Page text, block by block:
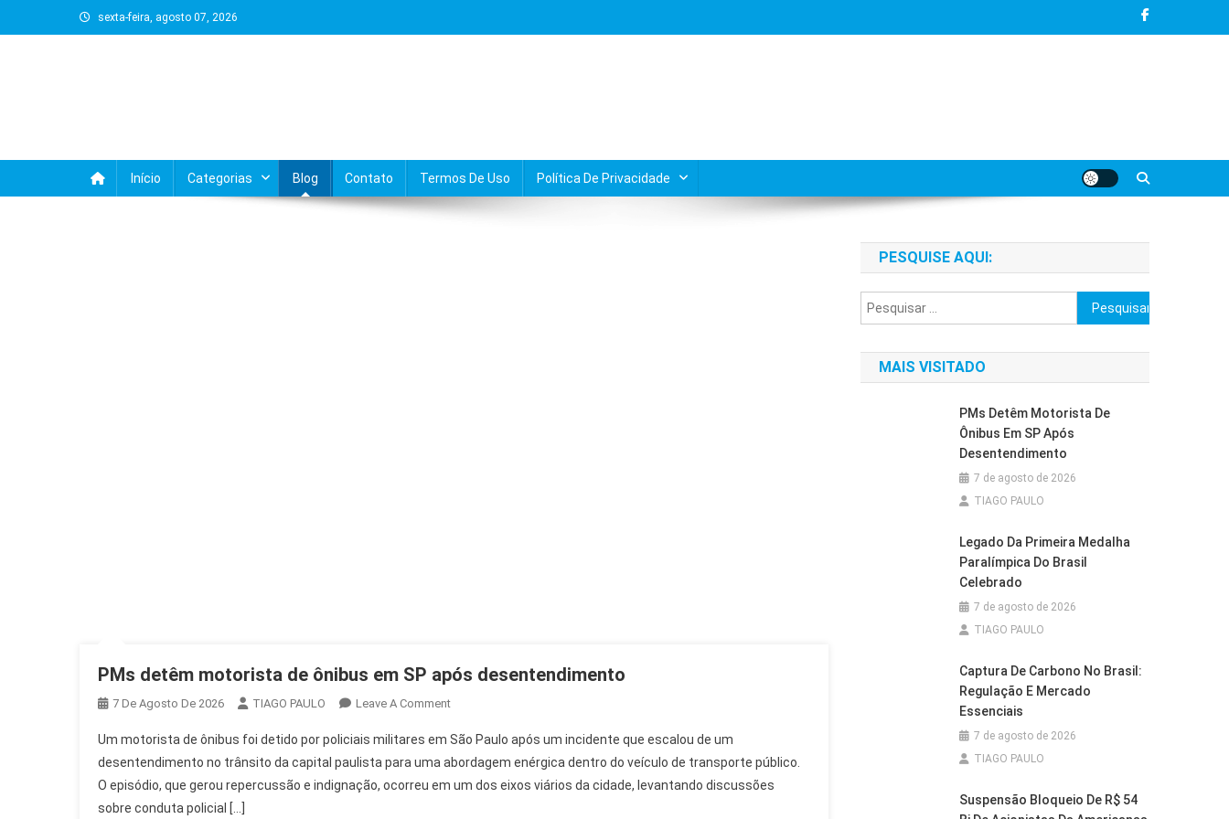
to
sexta-feira, agosto 07, 2026
Início Categorias Blog Contato Termos De Uso Política De Privacidade
PMs detêm motorista de ônibus em SP após desentendimento
7 De Agosto De 2026 TIAGO PAULO Leave A CommentOn
Detêm
Motorista
De
Um motorista de ônibus foi detido por policiais militares em São Paulo após um incidente que escalou de um
desentendimento no trânsito da capital paulista para uma abordagem enérgica dentro do veículo de transporte público.
O episódio, que gerou repercussão e indignação, ocorreu em um dos eixos viários da cidade, levantando discussões
sobre conduta policial […]
PESQUISE AQUI:
Pesquisar
por:
MAIS VISITADO
PMs Detêm Motorista De
Ônibus Em SP Após
Desentendimento
7 de agosto de 2026
TIAGO PAULO
Legado Da Primeira Medalha
Paralímpica Do Brasil
Celebrado
7 de agosto de 2026
TIAGO PAULO
Captura De Carbono No Brasil:
Regulação E Mercado
Essenciais
7 de agosto de 2026
TIAGO PAULO
Suspensão Bloqueio De R$ 54